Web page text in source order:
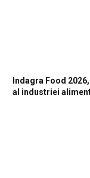
Indagra Food
al industriei